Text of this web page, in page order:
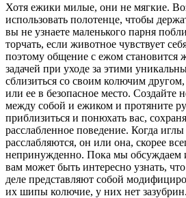
Хотя ежики милые, они не мягкие.
использовать полотенце, чтобы
вы не узнаете маленького парня
торчать, если животное чувствует
поэтому общение с ежом становится
задачей при уходе за этими
сблизиться со своим колючим другом,
или ее в безопасное место. Создайте
между собой и ежиком и протяните
приблизиться и понюхать вас,
расслабленное поведение. Когда
расслабляются, он или она, скорее
непринужденно. Пока мы обсуждаем
вам может быть интересно узнать,
деле представляют собой
их шипы колючие, у них нет зазубрин.